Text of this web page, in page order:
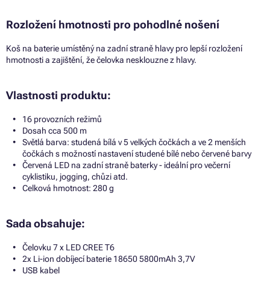
Rozložení hmotnosti pro pohodlné nošení
Koš na baterie umístěný na zadní straně hlavy pro lepší rozložení
hmotnosti a zajištění, že čelovka nesklouzne z hlavy.
Vlastnosti produktu:
16 provozních režimů
Dosah cca 500 m
Světlá barva: studená bílá v 5 velkých čočkách a ve 2 menších
čočkách s možností nastavení studené bílé nebo červené barvy
Červená LED na zadní straně baterky - ideální pro večerní
cyklistiku, jogging, chůzi atd.
Celková hmotnost: 280 g
Sada obsahuje:
Čelovku 7 x LED CREE T6
2x Li-ion dobíjecí baterie 18650 5800mAh 3,7V
USB kabel